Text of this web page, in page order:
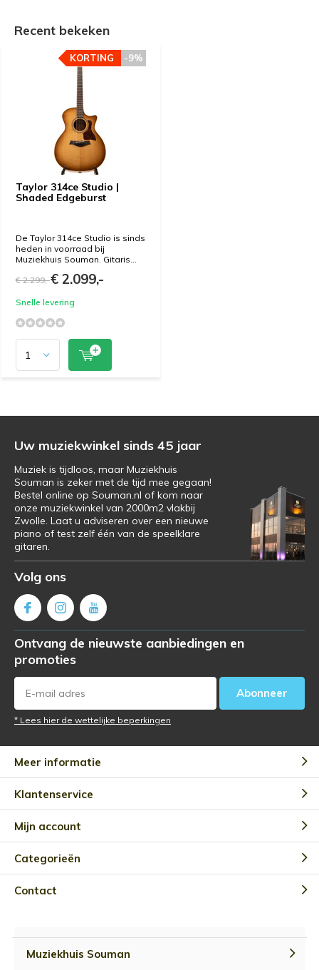
Recent bekeken
Taylor 314ce Studio |
Shaded Edgeburst
-9%
KORTING
De Taylor 314ce Studio is sinds
heden in voorraad bij
Muziekhuis Souman. Gitaris...
€ 2.299,-€ 2.099,-
Snelle levering
Uw muziekwinkel sinds 45 jaar
Muziek is tijdloos, maar Muziekhuis
Souman is zeker met de tijd mee gegaan!
Bestel online op Souman.nl of kom naar
onze muziekwinkel van 2000m2 vlakbij
Zwolle. Laat u adviseren over een nieuwe
piano of test zelf één van de speelklare
gitaren.
Volg ons
Ontvang de nieuwste aanbiedingen en
promoties
Abonneer
* Lees hier de wettelijke beperkingen
Meer informatie
Klantenservice
Mijn account
Categorieën
Contact
Muziekhuis Souman